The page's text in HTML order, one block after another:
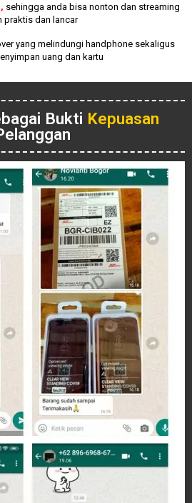
sehingga anda bisa nonton dan streaming
praktis dan lancar
yang melindungi handphone sekaligus
uang dan kartu
Bukti Kepuasan